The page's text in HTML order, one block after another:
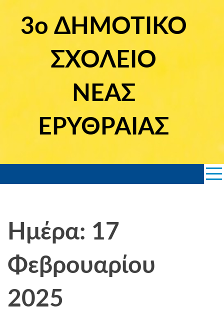
content3ο ΔΗΜΟΤΙΚΟ
ΣΧΟΛΕΙΟ
ΝΕΑΣ
ΕΡΥΘΡΑΙΑΣ
Ημέρα: 17
Φεβρουαρίου
2025